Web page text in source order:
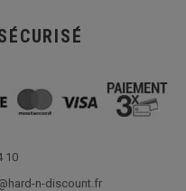
10
n-discount.fr